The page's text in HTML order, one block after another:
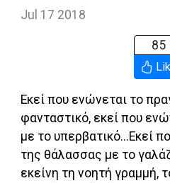
Jul 17 2018
85
Εκεί που ενώνεται το
φανταστικό, εκεί που
με το υπερβατικό...Εκεί
της θάλασσας με το
εκείνη τη νοητή γραμμή,